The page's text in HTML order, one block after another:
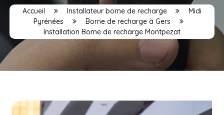
Accueil Installateur borne de recharge
Midi
Pyrénées
Borne de recharge à Gers
Installation Borne de recharge Montpezat